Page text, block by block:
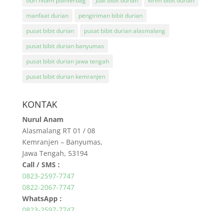
manfaat durian
pengiriman bibit durian
pusat bibit durian
pusat bibit durian alasmalang
pusat bibit durian banyumas
pusat bibit durian jawa tengah
pusat bibit durian kemranjen
KONTAK
Nurul Anam
Alasmalang RT 01 / 08
Kemranjen – Banyumas,
Jawa Tengah, 53194
Call / SMS :
0823-2597-7747
0822-2067-7747
WhatsApp :